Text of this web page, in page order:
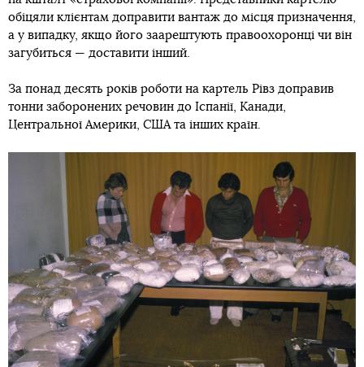
обіцяли клієнтам доправити вантаж до місця призначення,
а у випадку, якщо його заарештують правоохоронці чи він
загубиться — доставити інший.
За понад десять років роботи на картель Рівз доправив
тонни заборонених речовин до Іспанії, Канади,
Центральної Америки, США та інших країн.